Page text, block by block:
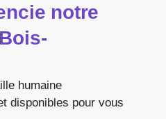
notre
humaine
disponibles pour vous